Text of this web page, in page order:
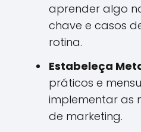
aprender algo
chave e casos
rotina.
Estabeleça
práticos e
implementar as
de marketing.